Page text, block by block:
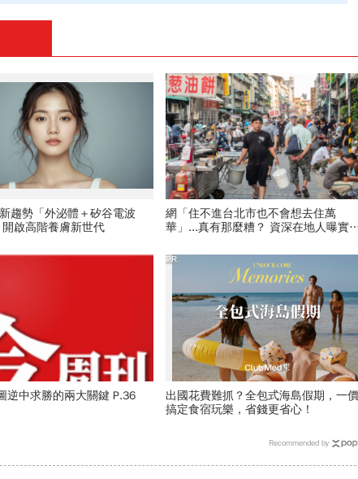
趨勢「外泌體＋矽谷電波
啟高階養膚新世代
網「住不進台北市也不會想去住萬
華」...真有那麼糟？ 資深在地人曝實
逆中求勝的兩大關鍵 P.36
出國花費難抓？全包式海島假期，一價
搞定食宿玩樂，省錢更省心！
PR
Recommended by